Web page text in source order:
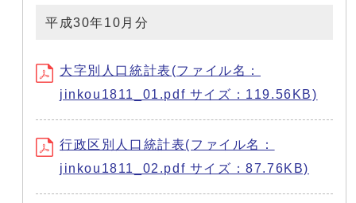
平成30年10月分
大字別人口統計表(ファイル名：
jinkou1811_01.pdf サイズ：119.56KB)
行政区別人口統計表(ファイル名：
jinkou1811_02.pdf サイズ：87.76KB)